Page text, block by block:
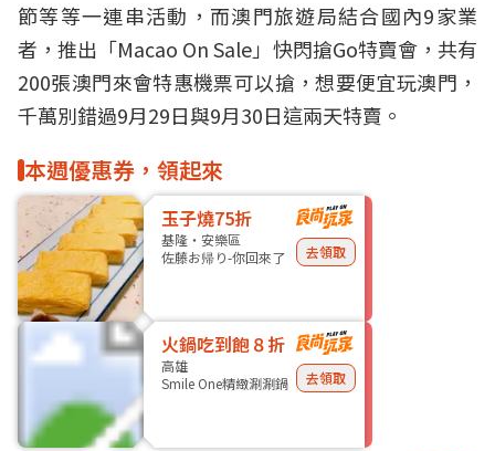
節等等一連串活動，而澳門旅遊局結合國內9家業
者，推出「Macao On Sale」快閃搶Go特賣會，共有
200張澳門來會特惠機票可以搶，想要便宜玩澳門，
千萬別錯過9月29日與9月30日這兩天特賣。
本週優惠券，領起來
玉子燒75折
基隆・安樂區
佐藤お帰り-你回來了
去領取
火鍋吃到飽８折
高雄
Smile One精緻涮涮鍋
去領取